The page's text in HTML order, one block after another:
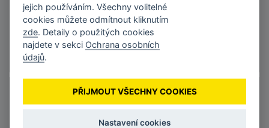
DO KOŠÍKU
Skladem • Doručení do
Skladem
jejich používáním. Všechny volitelné
cookies můžete odmítnout kliknutím
zde . Detaily o použitých cookies
najdete v sekci Ochrana osobních
údajů
PŘIJMOUT VŠECHNY COOKIES
Nastavení cookies